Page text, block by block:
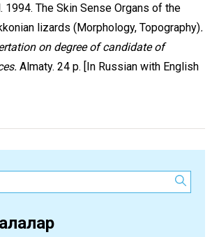
1994. The Skin Sense Organs of the
lizards (Morphology, Topography).
on degree of candidate of
Almaty. 24 p. [In Russian with English